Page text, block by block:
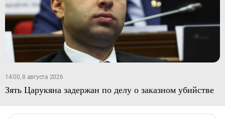
14:00, 8 августа 2026
Зять Царукяна задержан по делу о заказном убийстве